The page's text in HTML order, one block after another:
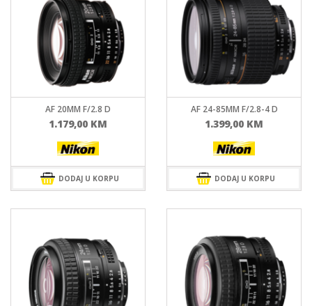
AF 20MM F/2.8 D
1.179,00 KM
DODAJ U KORPU
AF 24-85MM F/2.8-4 D
1.399,00 KM
DODAJ U KORPU